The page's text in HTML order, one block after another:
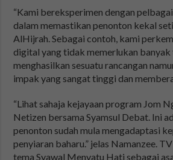
“Kami bereksperimen dengan
dalam memastikan penonton kekal
AlHijrah. Sebagai contoh, kami
digital yang tidak memerlukan banyak
menghasilkan sesuatu rancangan
impak yang sangat tinggi dan
“Lihat sahaja kejayaan program Jom
Netizen bersama Syamsul Debat. Ini
penonton sudah mula mengadaptasi
penyiaran baharu.” jelas Namanzee.
tema Syawal Menyatu Hati sebagai